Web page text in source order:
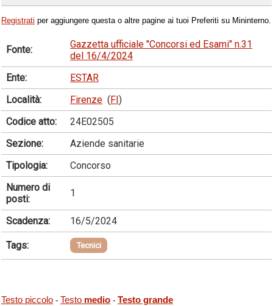
Registrati per aggiungere questa o altre pagine ai tuoi Preferiti su Mininterno.
Fonte:
Gazzetta ufficiale "Concorsi ed Esami" n.31
del 16/4/2024
Ente:
ESTAR
Località:
Firenze (FI)
Codice atto:
24E02505
Sezione:
Aziende sanitarie
Tipologia:
Concorso
Numero di
posti:
1
Scadenza: 16/5/2024
Tags: Tecnici
Testo piccolo - Testo medio - Testo grande